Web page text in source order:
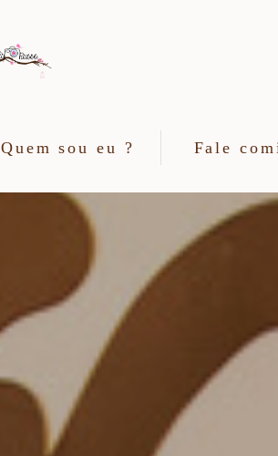
Quem sou eu ? Fale